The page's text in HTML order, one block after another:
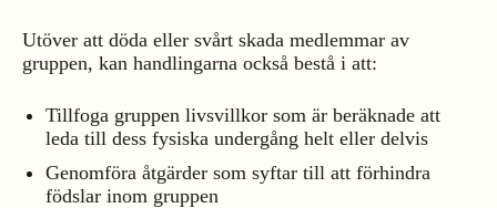
Utöver att döda eller svårt skada medlemmar av
gruppen, kan handlingarna också bestå i att:
Tillfoga gruppen livsvillkor som är beräknade att
leda till dess fysiska undergång helt eller delvis
Genomföra åtgärder som syftar till att förhindra
födslar inom gruppen